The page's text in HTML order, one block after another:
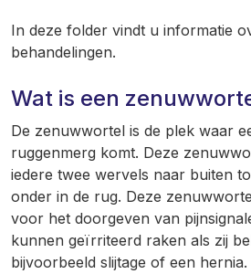
In deze folder vindt u informatie
behandelingen.
Wat is een
De zenuwwortel is de plek waar
ruggenmerg komt. Deze
iedere twee wervels naar buiten
onder in de rug. Deze
voor het doorgeven van
kunnen geïrriteerd raken als zij
bijvoorbeeld slijtage of een hernia.